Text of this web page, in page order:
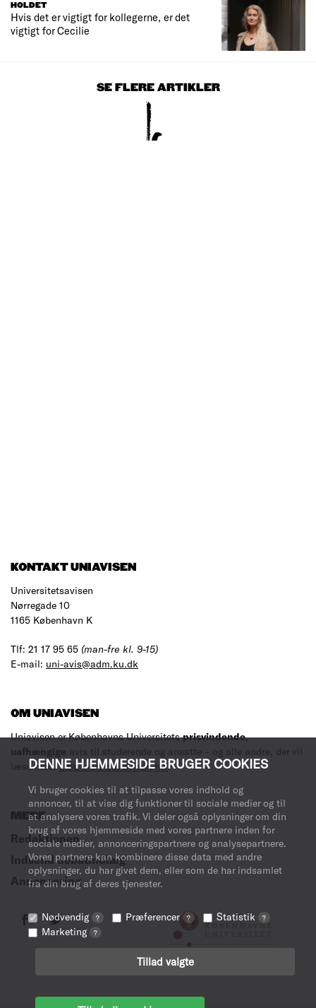
DENNE HJEMMESIDE BRUGER COOKIES
Vi bruger cookies til at tilpasse vores indhold og
annoncer, til at vise dig funktioner til sociale medier og til
at analysere vores trafik. Vi deler også oplysninger om din
brug af vores hjemmeside med vores partnere inden for
sociale medier, annonceringspartnere og analysepartnere.
Vores partnere kan kombinere disse data med andre
oplysninger, du har givet dem, eller som de har indsamlet
fra din brug af deres tjenester.
Nødvendig ? Præferencer ? Statistik ?
Marketing ?
Tillad valgte
HOLDET
Hvis det er vigtigt for kollegerne, er det
vigtigt for Cecilie
SE FLERE ARTIKLER
KONTAKT UNIAVISEN
Universitetsavisen
Nørregade 10
1165 København K
Tlf: 21 17 95 65 (man-fre kl. 9-15)
E-mail: uni-avis@adm.ku.dk
OM UNIAVISEN
Uniavisen er Københavns Universitetsprisvindende,
uafhængige avis til studerende og ansatte – og alle andre, der vil
læse med.Læs mere om avisen her.
MERE
Redaktionen
Indsend debatindlæg
Annoncering